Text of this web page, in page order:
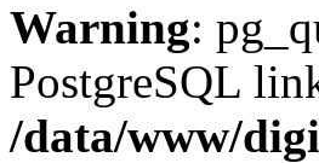
Warning:
PostgreSQL
/data/www/